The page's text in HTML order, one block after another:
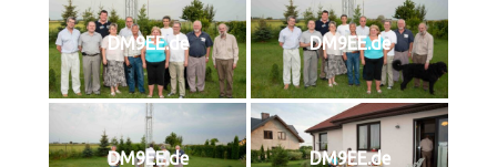
DM9EE.de DM9EE.de
DM9EE.de DM9EE.de